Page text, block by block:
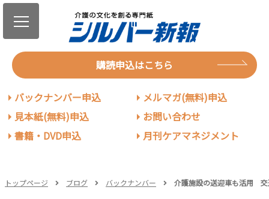
購読申込はこちら
バックナンバー申込
見本紙(無料)申込
書籍・DVD申込
メルマガ(無料)申込
お問い合わせ
月刊ケアマネジメント
トップページ ブログ バックナンバー 介護施設の送迎車も活用 交